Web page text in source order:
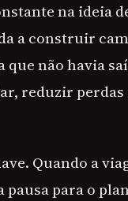
na ideia
a construir
não havia
reduzir
Quando a
para o